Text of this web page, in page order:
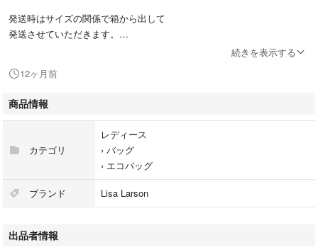
発送時はサイズの関係で箱から出して
発送させていただきます。
素人保管ですので気になる方はご購入をお控えください( . .)"続きを表示する
12ヶ月前
商品情報
カテゴリ
レディース
› バッグ
› エコバッグ
ブランド Lisa Larson
出品者情報